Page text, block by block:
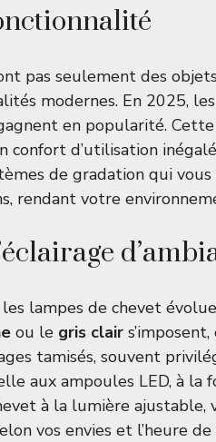
pas seulement des
modernes. En 2025,
en popularité.
d’utilisation
de gradation qui
rendant votre
lampes de chevet
ou le gris clair
tamisés, souvent
aux ampoules LED, à la
à la lumière
vos envies et l’heure